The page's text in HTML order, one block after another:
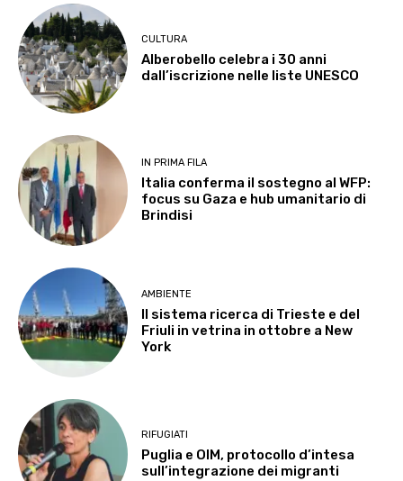
CULTURA
Alberobello celebra i 30 anni
dall’iscrizione nelle liste UNESCO
IN PRIMA FILA
Italia conferma il sostegno al WFP:
focus su Gaza e hub umanitario di
Brindisi
AMBIENTE
Il sistema ricerca di Trieste e del
Friuli in vetrina in ottobre a New
York
RIFUGIATI
Puglia e OIM, protocollo d’intesa
sull’integrazione dei migranti